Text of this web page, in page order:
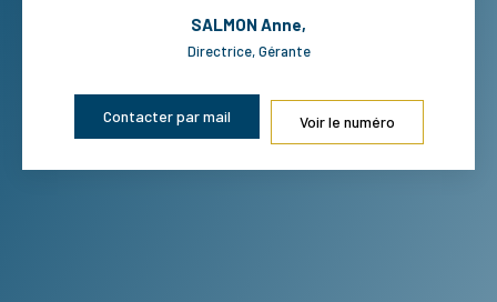
SALMON Anne,
Directrice, Gérante
Contacter par mail Voir le numéro